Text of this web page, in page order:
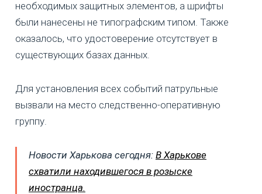
необходимых защитных элементов, а шрифты
были нанесены не типографским типом. Также
оказалось, что удостоверение отсутствует в
существующих базах данных.
Для установления всех событий патрульные
вызвали на место следственно-оперативную
группу.
Новости Харькова сегодня: В Харькове
схватили находившегося в розыске
иностранца.